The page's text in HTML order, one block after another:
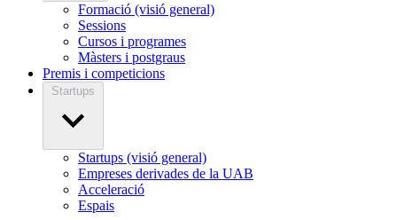
Formació (visió general)
Sessions
Cursos i programes
Màsters i postgraus
Premis i competicions
Startups
Startups (visió general)
Empreses derivades de la UAB
Acceleració
Espais